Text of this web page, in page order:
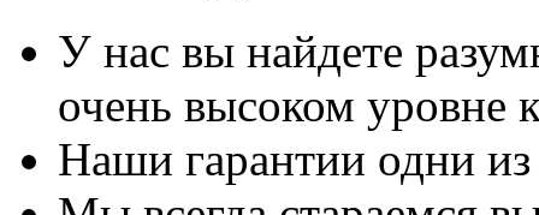
У нас вы найдете
очень высоком уровне
Наши гарантии одни